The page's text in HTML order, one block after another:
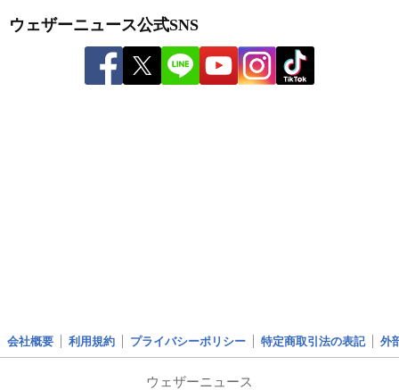
ウェザーニュース公式SNS
会社概要 利用規約 プライバシーポリシー 特定商取引法の表記 外
ウェザーニュース